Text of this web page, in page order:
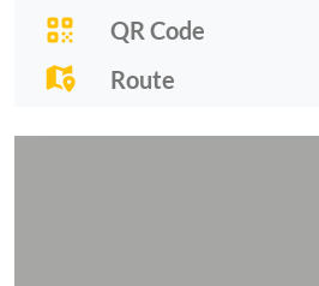
QR Code
Route